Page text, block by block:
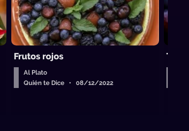
Frutos rojos
Al Plato
Quién te Dice • 08/12/2022